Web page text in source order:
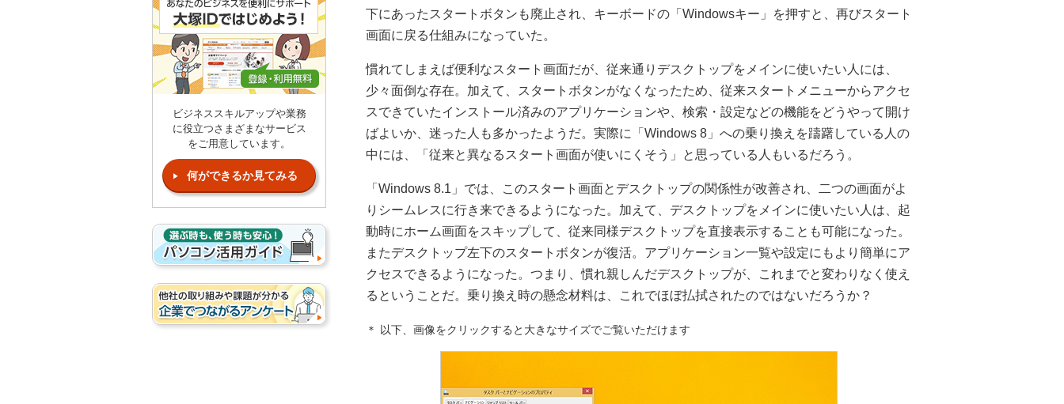
下にあったスタートボタンも廃止され、キーボードの「Windowsキー」を押すと、再びスタート
画面に戻る仕組みになっていた。
慣れてしまえば便利なスタート画面だが、従来通りデスクトップをメインに使いたい人には、
少々面倒な存在。加えて、スタートボタンがなくなったため、従来スタートメニューからアクセ
スできていたインストール済みのアプリケーションや、検索・設定などの機能をどうやって開け
ばよいか、迷った人も多かったようだ。実際に「Windows 8」への乗り換えを躊躇している人の
中には、「従来と異なるスタート画面が使いにくそう」と思っている人もいるだろう。
「Windows 8.1」では、このスタート画面とデスクトップの関係性が改善され、二つの画面がよ
りシームレスに行き来できるようになった。加えて、デスクトップをメインに使いたい人は、起
動時にホーム画面をスキップして、従来同様デスクトップを直接表示することも可能になった。
またデスクトップ左下のスタートボタンが復活。アプリケーション一覧や設定にもより簡単にア
クセスできるようになった。つまり、慣れ親しんだデスクトップが、これまでと変わりなく使え
るということだ。乗り換え時の懸念材料は、これでほぼ払拭されたのではないだろうか？
＊ 以下、画像をクリックすると大きなサイズでご覧いただけます
ビジネススキルアップや業務
に役立つさまざまなサービス
をご用意しています。
何ができるか見てみる